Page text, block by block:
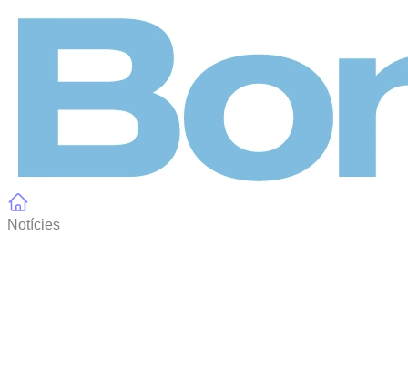
Notícies